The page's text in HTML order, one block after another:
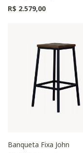
R$ 2.579,00
Banqueta Fixa John